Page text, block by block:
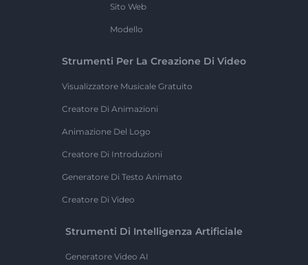
Sito Web
Modello
Strumenti Per La Creazione Di Video
Visualizzatore Musicale Gratuito
Creatore Di Animazioni
Animazione Del Logo
Creatore Di Introduzioni
Generatore Di Testo Animato
Creatore Di Video
Strumenti Di Intelligenza Artificiale
Generatore Video AI